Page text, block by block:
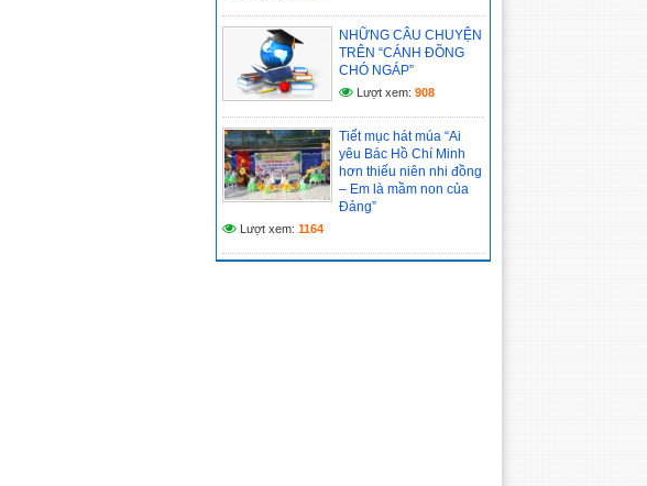
NHỮNG CÂU CHUYỆN
TRÊN “CÁNH ĐỒNG
CHÓ NGÁP”
Lượt xem: 908
Tiết mục hát múa “Ai
yêu Bác Hồ Chí Minh
hơn thiếu niên nhi đồng
– Em là mầm non của
Đảng”
Lượt xem: 1164